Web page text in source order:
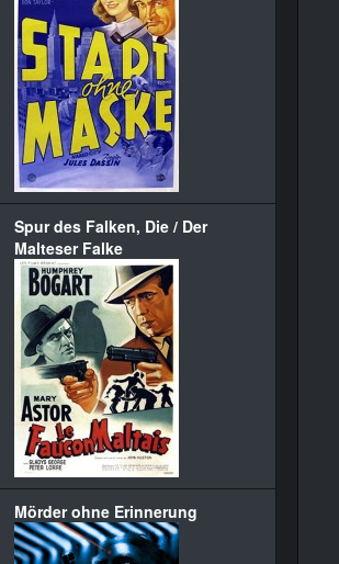
Spur des Falken, Die / Der
Malteser Falke
Mörder ohne Erinnerung